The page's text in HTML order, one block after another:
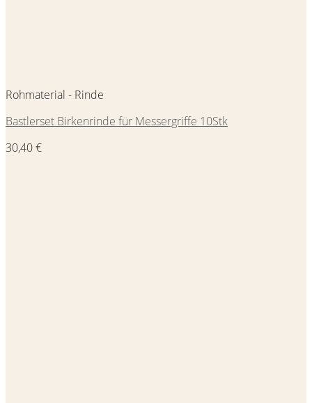
Rohmaterial - Rinde
Bastlerset Birkenrinde für Messergriffe 10Stk
30,40€